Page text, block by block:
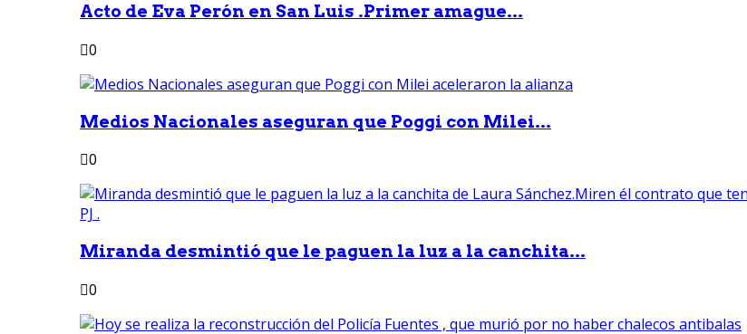
Acto de Eva Perón en San Luis .Primer amague...
0
Medios Nacionales aseguran que Poggi con Milei...
0
Miranda desmintió que le paguen la luz a la canchita...
0